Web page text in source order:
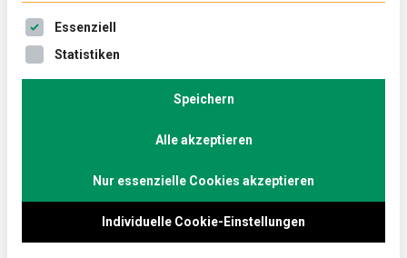
(GRÜNE) und Johannes Winkel (CDU) im
Küchenkabinett
15. September 2023
Generationenvertrag
(GRÜNE)
Winkel
(CDU)
In der 21. Folge des „Küchenkabinetts“ diskutieren
und Johannes Winkel, Bundesvorsitzender der
Jungen Union, über den Generationenkonflikt, die
Es folgt eine Liste der Service-Gruppen, für die eine
Essenziell
Statistiken
Speichern
Alle akzeptieren
Nur essenzielle Cookies akzeptieren
Individuelle Cookie-Einstellungen